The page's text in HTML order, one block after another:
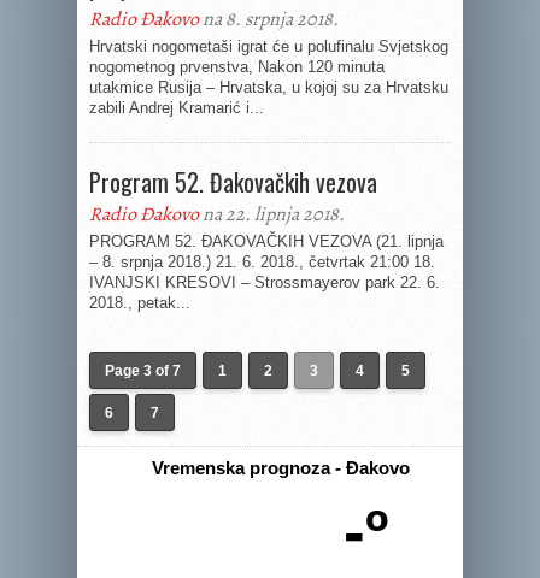
Radio Đakovona 8. srpnja 2018.
Hrvatski nogometaši igrat će u polufinalu Svjetskog
nogometnog prvenstva, Nakon 120 minuta
utakmice Rusija – Hrvatska, u kojoj su za Hrvatsku
zabili Andrej Kramarić i...
Program 52. Đakovačkih vezova
Radio Đakovona 22. lipnja 2018.
PROGRAM 52. ĐAKOVAČKIH VEZOVA (21. lipnja
– 8. srpnja 2018.) 21. 6. 2018., četvrtak 21:00 18.
IVANJSKI KRESOVI – Strossmayerov park 22. 6.
2018., petak...
Page 3 of 7 1 2 3 4 5
6 7
Vremenska prognoza - Đakovo
-º